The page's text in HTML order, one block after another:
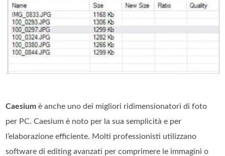
Caesium è anche uno dei migliori ridimensionatori di foto
per PC. Caesium è noto per la sua semplicità e per
l’elaborazione efficiente. Molti professionisti utilizzano
software di editing avanzati per comprimere le immagini o